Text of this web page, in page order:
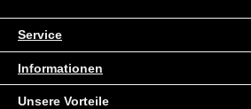
Service
Informationen
Unsere Vorteile